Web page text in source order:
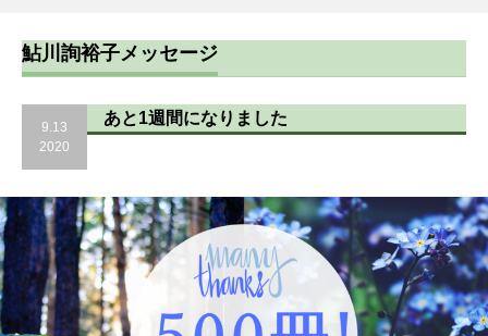
鮎川詢裕子メッセージ
9.13
2020
あと1週間になりました